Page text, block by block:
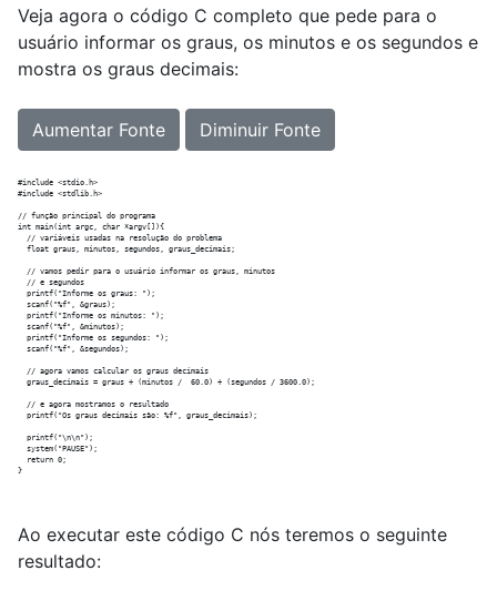
Veja agora o código C completo que pede para o
usuário informar os graus, os minutos e os segundos e
mostra os graus decimais:
Aumentar Fonte Diminuir Fonte
#include <stdio.h>
#include <stdlib.h>
// função principal do programa
int main(int argc, char *argv[]){
  // variáveis usadas na resolução do problema
  float graus, minutos, segundos, graus_decimais;
  // vamos pedir para o usuário informar os graus, minutos
  // e segundos
  printf("Informe os graus: ");
  scanf("%f", &graus);
  printf("Informe os minutos: ");
  scanf("%f", &minutos);
  printf("Informe os segundos: ");
  scanf("%f", &segundos);
  // agora vamos calcular os graus decimais
  graus_decimais = graus + (minutos /  60.0) + (segundos / 3600.0);
  // e agora mostramos o resultado
  printf("Os graus decimais são: %f", graus_decimais);
  printf("\n\n");
  system("PAUSE");
  return 0;
Ao executar este código C nós teremos o seguinte
resultado: